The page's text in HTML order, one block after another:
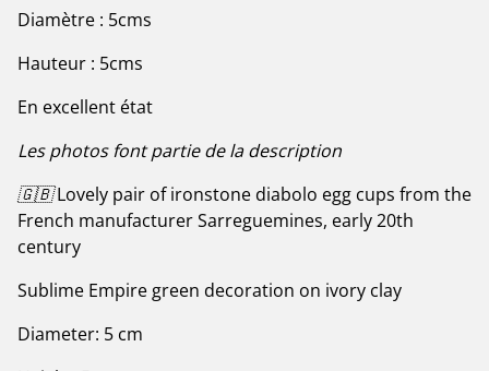
Diamètre : 5cms
Hauteur : 5cms
En excellent état
Les photos font partie de la description
🇬🇧Lovely pair of ironstone diabolo egg cups from the
French manufacturer Sarreguemines, early 20th
century
Sublime Empire green decoration on ivory clay
Diameter: 5 cm